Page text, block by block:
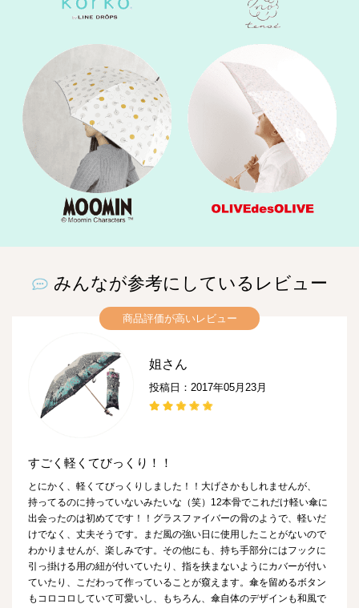
みんなが参考にしているレビュー
商品評価が高いレビュー
姐さん
投稿日：2017年05月23月
すごく軽くてびっくり！！
とにかく、軽くてびっくりしました！！大げさかもしれませんが、
持ってるのに持っていないみたいな（笑）12本骨でこれだけ軽い傘に
出会ったのは初めてです！！グラスファイバーの骨のようで、軽いだ
けでなく、丈夫そうです。まだ風の強い日に使用したことがないので
わかりませんが、楽しみです。その他にも、持ち手部分にはフックに
引っ掛ける用の紐が付いていたり、指を挟まないようにカバーが付い
ていたり、こだわって作っていることが窺えます。傘を留めるボタン
もコロコロしていて可愛いし、もちろん、傘自体のデザインも和風で